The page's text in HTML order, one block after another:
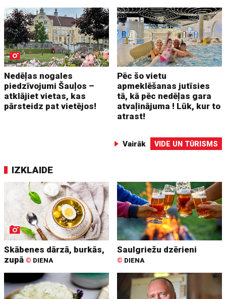
Nedēļas nogales
piedzīvojumi Šauļos –
atklājiet vietas, kas
pārsteidz pat vietējos!
Pēc šo vietu
apmeklēšanas jutīsies
tā, kā pēc nedēļas gara
atvaļinājuma ! Lūk, kur to
atrast!
Vairāk VIDE UN TŪRISMS
IZKLAIDE
Skābenes dārzā, burkās,
zupā © DIENA
Saulgriežu dzērieni
© DIENA